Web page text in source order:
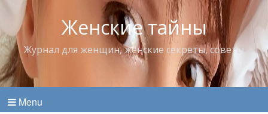
Женские тайны
Журнал для женщин, женские секреты, советы
Menu